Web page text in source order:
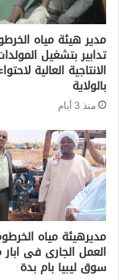
مدير هيئة مياه
تدابير بتشغيل
الانتاجية العالية
بالولاية
منذ 3 أيام
مديرهيئة مياه
العمل الجارى فى
سوق ليبيا بام بدة